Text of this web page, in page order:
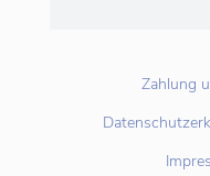
Zahlung